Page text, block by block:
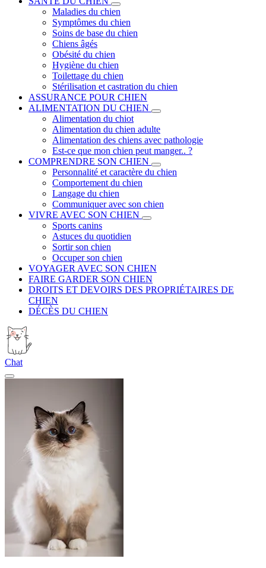
Maladies du chien
Symptômes du chien
Soins de base du chien
Chiens âgés
Obésité du chien
Hygiène du chien
Toilettage du chien
Stérilisation et castration du chien
ASSURANCE POUR CHIEN
ALIMENTATION DU CHIEN
Alimentation du chiot
Alimentation du chien adulte
Alimentation des chiens avec pathologie
Est-ce que mon chien peut manger.. ?
COMPRENDRE SON CHIEN
Personnalité et caractère du chien
Comportement du chien
Langage du chien
Communiquer avec son chien
VIVRE AVEC SON CHIEN
Sports canins
Astuces du quotidien
Sortir son chien
Occuper son chien
VOYAGER AVEC SON CHIEN
FAIRE GARDER SON CHIEN
DROITS ET DEVOIRS DES PROPRIÉTAIRES DE
CHIEN
DÉCÈS DU CHIEN
Chat